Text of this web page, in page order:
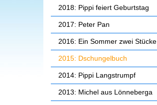
2018: Pippi feiert Geburtstag
2017: Peter Pan
2016: Ein Sommer zwei Stücke
2015: Dschungelbuch
2014: Pippi Langstrumpf
2013: Michel aus Lönneberga